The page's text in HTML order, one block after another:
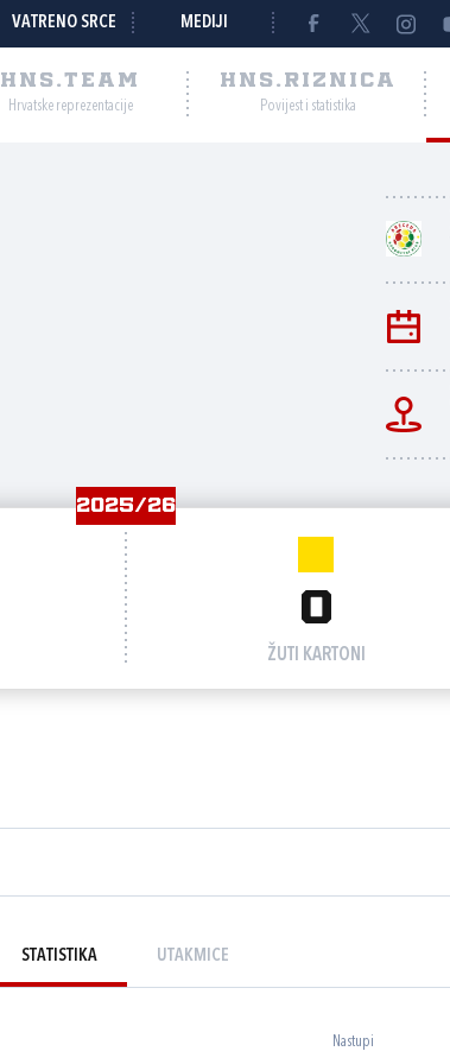
VATRENO SRCE MEDIJI
HNS.TEAM
Hrvatske reprezentacije
HNS.RIZNICA
Povijest i statistika
2025/26
0
ŽUTI KARTONI
STATISTIKA UTAKMICE
Nastupi